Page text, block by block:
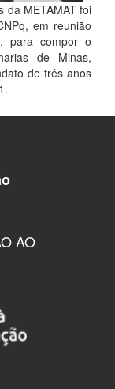
da METAMAT foi
em reunião
para compor o
de Minas,
de três anos
AO